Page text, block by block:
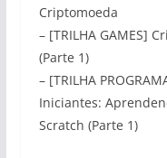
Criptomoeda
– [TRILHA GAMES]
(Parte 1)
– [TRILHA
Iniciantes:
Scratch (Parte 1)